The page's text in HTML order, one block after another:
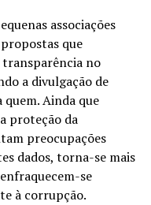
associações
que
no
a divulgação de
Ainda que
proteção da
preocupações
dados, torna-se mais
se
à corrupção.